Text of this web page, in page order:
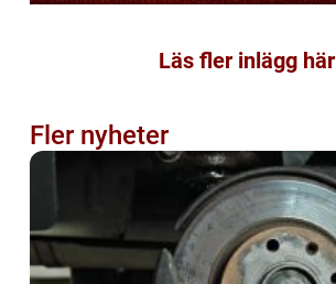
Läs fler inlägg här
Fler nyheter